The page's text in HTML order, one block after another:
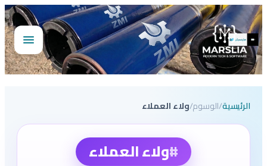
تخطى
إلى
المحتوى فتح
الرئيسية/الوسوم/ولاء العملاء
#ولاء العملاء